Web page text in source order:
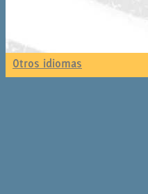
Otros idiomas